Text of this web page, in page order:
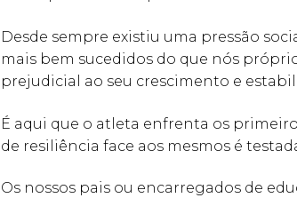
Desde sempre existiu uma pressão
mais bem sucedidos do que nós
prejudicial ao seu crescimento e
É aqui que o atleta enfrenta os
de resiliência face aos mesmos é
Os nossos pais ou encarregados de